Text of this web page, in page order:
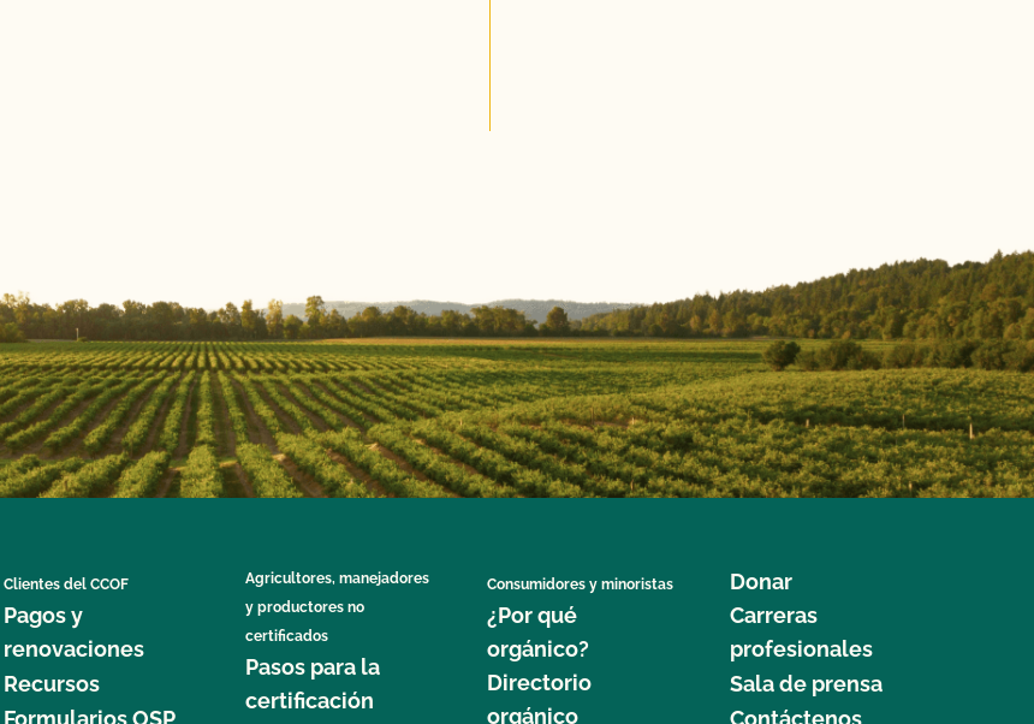
Clientes del CCOF
Pagos y
renovaciones
Recursos
Formularios OSP
Agricultores, manejadores
y productores no
certificados
Pasos para la
certificación
Consumidores y minoristas
¿Por qué
orgánico?
Directorio
orgánico
Donar
Carreras
profesionales
Sala de prensa
Contáctenos